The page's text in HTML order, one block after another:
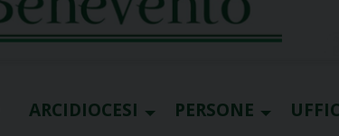
ARCIDIOCESI PERSONE